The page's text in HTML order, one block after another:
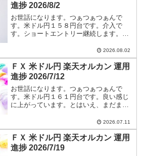
進捗 2026/8/2
お世話になります。つぁつぁつぁんで
す。米ドル円１５８円台です。介入で
す。ショートエントリー継続します。米
つぁつぁつぁん戦略は【米ドル円】に全
て書いています。
2026.08.02
ＦＸ 米ドル円 楽天オルカン 運用
進捗 2026/7/12
お世話になります。つぁつぁつぁんで
す。米ドル円１６１円台です。良い感じ
に上がっています。とはいえ、まだまだ
す。米ドル円ショートエントリー手法と
今後のつぁつぁつぁん戦略は【米ドル
円】に全て書いています。
2026.07.11
ＦＸ 米ドル円 楽天オルカン 運用
進捗 2026/7/19